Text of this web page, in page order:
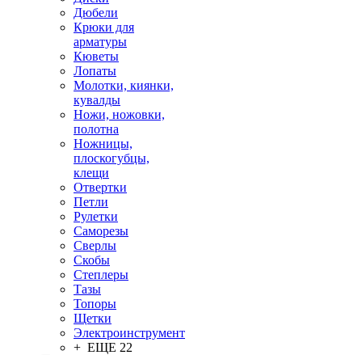
Дюбели
Крюки для
арматуры
Кюветы
Лопаты
Молотки, киянки,
кувалды
Ножи, ножовки,
полотна
Ножницы,
плоскогубцы,
клещи
Отвертки
Петли
Рулетки
Саморезы
Сверлы
Скобы
Степлеры
Тазы
Топоры
Щетки
Электроинструмент
+ ЕЩЕ 22